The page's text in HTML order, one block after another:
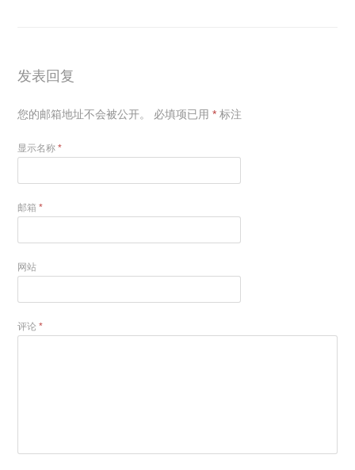
发表回复
您的邮箱地址不会被公开。 必填项已用* 标注
显示名称*
邮箱*
网站
评论*